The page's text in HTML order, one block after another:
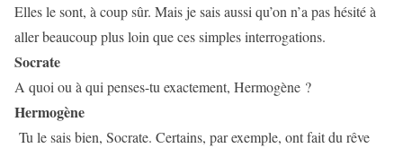
Elles le sont, à coup sûr. Mais je sais aussi qu’on n’a pas hésité à
aller beaucoup plus loin que ces simples interrogations.
Socrate
A quoi ou à qui penses-tu exactement, Hermogène ?
Hermogène
Tu le sais bien, Socrate. Certains, par exemple, ont fait du rêve